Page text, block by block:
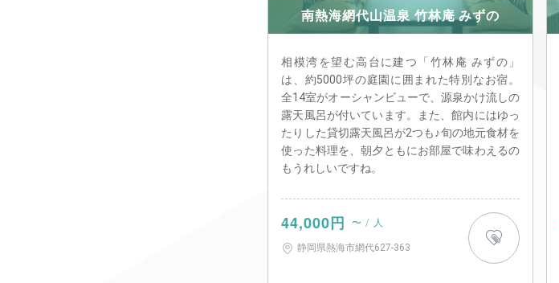
南熱海網代山温泉 竹林庵 みずの
相模湾を望む高台に建つ「竹林庵 みずの」
は、約5000坪の庭園に囲まれた特別なお宿。
全14室がオーシャンビューで、源泉かけ流しの
露天風呂が付いています。また、館内にはゆっ
たりした貸切露天風呂が2つも♪旬の地元食材を
使った料理を、朝夕ともにお部屋で味わえるの
もうれしいですね。
44,000円 〜 / 人
静岡県熱海市網代627-363